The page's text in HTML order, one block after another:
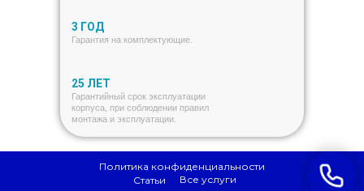
Гарантия на комплектующие.
3 ГОД
Гарантийный срок эксплуатации
корпуса, при соблюдении правил
монтажа и эксплуатации.
25 ЛЕТ
Политика конфиденциальности
Статьи
Все услуги